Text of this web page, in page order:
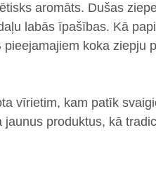
aromāts. Dušas
labās īpašības. Kā
pieejamajiem koka ziepju
vīrietim, kam patīk
jaunus produktus, kā